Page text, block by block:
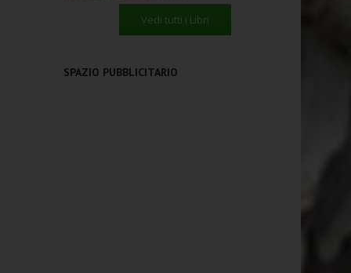
Vedi tutti i Libri
SPAZIO PUBBLICITARIO